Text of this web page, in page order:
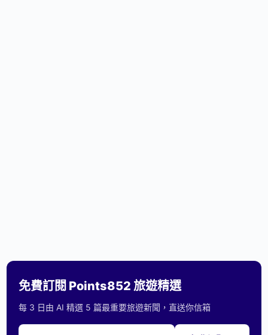
免費訂閱 Points852 旅遊精選
每 3 日由 AI 精選 5 篇最重要旅遊新聞，直送你信箱